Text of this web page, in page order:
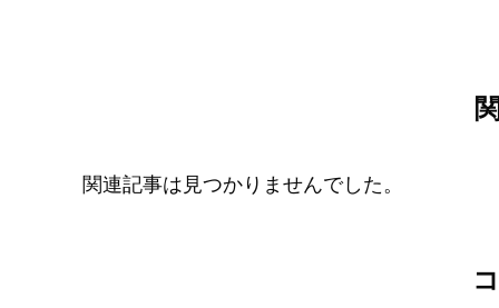
関連記事は見つかりませんでした。